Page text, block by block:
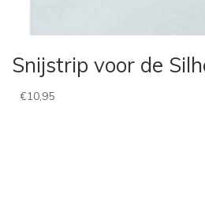
Snijstrip voor de
€10,95